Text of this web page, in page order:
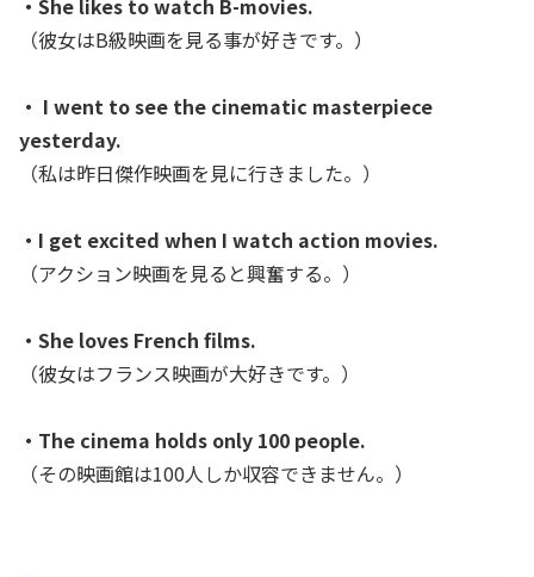
（彼女はB級映画を見る事が好きです。）
・ I went to see the cinematic masterpiece
yesterday.
（私は昨日傑作映画を見に行きました。）
・I get excited when I watch action movies.
（アクション映画を見ると興奮する。）
・She loves French films.
（彼女はフランス映画が大好きです。）
・The cinema holds only 100 people.
（その映画館は100人しか収容できません。）